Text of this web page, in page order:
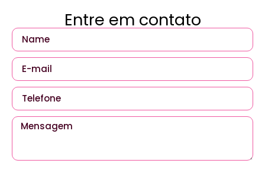
Entre em contato